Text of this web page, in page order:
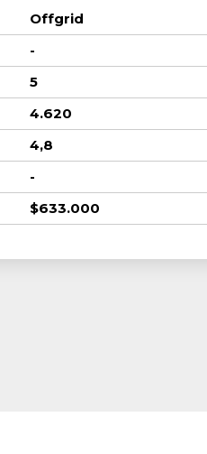
Offgrid
-
5
4.620
4,8
-
$633.000